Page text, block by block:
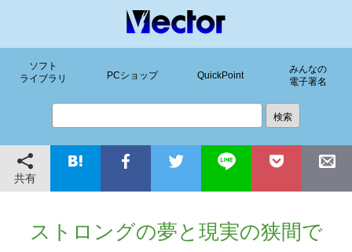
ソフト
ライブラリ
PCショップ QuickPoint
みんなの
電子署名
共有
ストロングの夢と現実の狭間で